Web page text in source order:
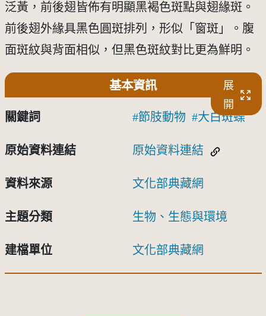
泛黃，前後翅皆佈有明顯黑褐色斑點與翅緣斑。
前後翅外緣具黑色圓斑排列，形似「窗斑」。腹
面斑紋與背面相似，但黑色斑紋對比更為鮮明。
基本資訊
展
開
關鍵詞 節肢動物 大白斑蝶
原始資料連結 原始資料連結
資料來源 文化部典藏網
主題分類 生物、生態與環境
建檔單位 文化部典藏網